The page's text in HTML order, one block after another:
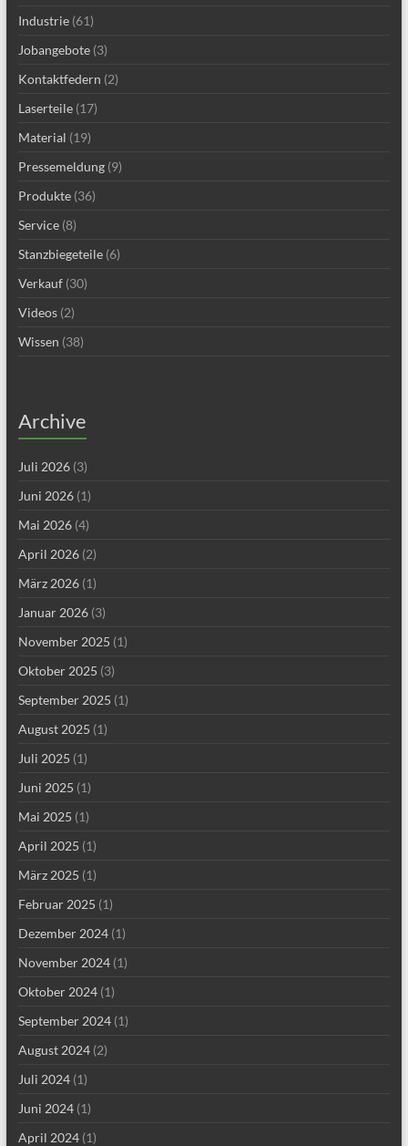
Industrie(61)
Jobangebote(3)
Kontaktfedern (2)
Laserteile(17)
Material (19)
Pressemeldung(9)
Produkte(36)
Service(8)
Stanzbiegeteile(6)
Verkauf(30)
Videos(2)
Wissen (38)
Archive
Juli 2026(3)
Juni 2026(1)
Mai 2026(4)
April 2026(2)
März 2026(1)
Januar 2026(3)
November 2025 (1)
Oktober 2025 (3)
September 2025 (1)
August 2025 (1)
Juli 2025 (1)
Juni 2025 (1)
Mai 2025 (1)
April 2025 (1)
März 2025 (1)
Februar 2025 (1)
Dezember 2024(1)
November 2024(1)
Oktober 2024(1)
September 2024(1)
August 2024(2)
Juli 2024(1)
Juni 2024(1)
April 2024(1)